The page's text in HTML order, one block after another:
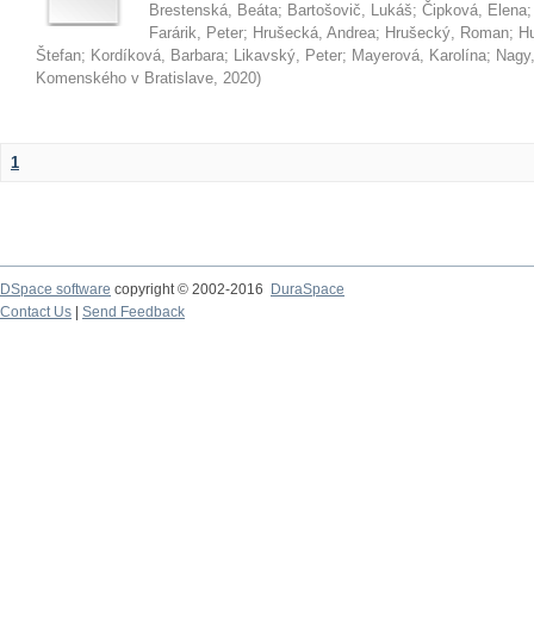
Brestenská, Beáta; Bartošovič, Lukáš; Čipková, Elena
Farárik, Peter; Hrušecká, Andrea; Hrušecký, Roman;
Štefan; Kordíková, Barbara; Likavský, Peter; Mayerová, Karolína;
Komenského v Bratislave, 2020)
1
DSpace software copyright © 2002-2016
DuraSpace
Contact Us
Send Feedback